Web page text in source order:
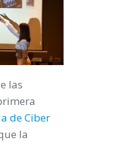
las
de Ciber
la